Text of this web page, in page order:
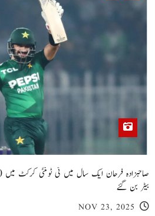
بیٹر بن گئے
NOV 23, 2025